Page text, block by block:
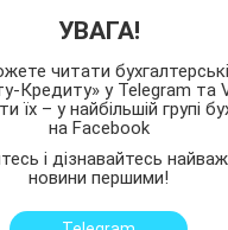
УВАГА!
читати
Кредиту» у Telegram та
їх – у найбільшій групі
на Facebook
і дізнавайтесь
новини першими!